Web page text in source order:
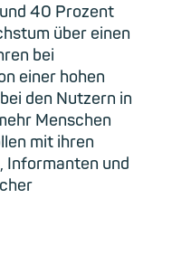
40 Prozent
über einen
bei
einer hohen
den Nutzern in
Menschen
mit ihren
Informanten und